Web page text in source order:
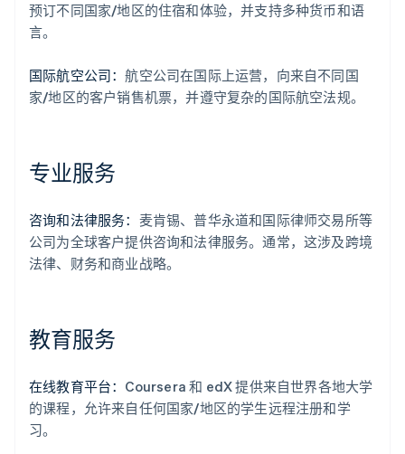
预订不同国家/地区的住宿和体验，并支持多种货币和语
言。
国际航空公司：航空公司在国际上运营，向来自不同国
家/地区的客户销售机票，并遵守复杂的国际航空法规。
专业服务
咨询和法律服务： 麦肯锡、普华永道和国际律师交易所等
公司为全球客户提供咨询和法律服务。通常，这涉及跨境
法律、财务和商业战略。
教育服务
在线教育平台： Coursera 和 edX 提供来自世界各地大学
的课程，允许来自任何国家/地区的学生远程注册和学
习。